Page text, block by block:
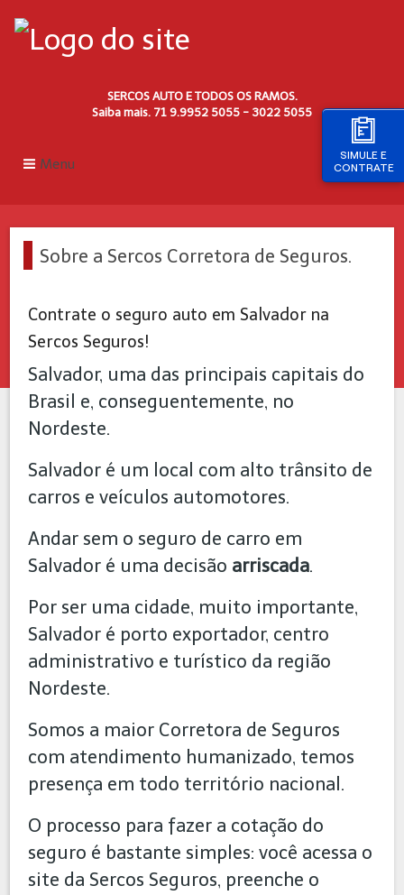
SIMULE E
CONTRATE
SERCOS AUTO E TODOS OS RAMOS.
Saiba mais. 71 9.9952 5055 - 3022 5055
Menu
Sobre a Sercos Corretora de Seguros.
Contrate o seguro auto em Salvador na
Sercos Seguros!
Salvador, uma das principais capitais do
Brasil e, conseguentemente, no
Nordeste.
Salvador é um local com alto trânsito de
carros e veículos automotores.
Andar sem o seguro de carro em
Salvador é uma decisão arriscada.
Por ser uma cidade, muito importante,
Salvador é porto exportador, centro
administrativo e turístico da região
Nordeste.
Somos a maior Corretora de Seguros
com atendimento humanizado, temos
presença em todo território nacional.
O processo para fazer a cotação do
seguro é bastante simples: você acessa o
site da Sercos Seguros, preenche o